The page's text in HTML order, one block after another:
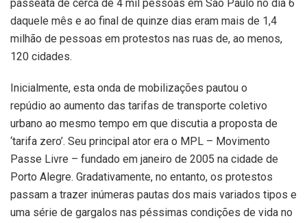
passeata de cerca de 4 mil pessoas em São Paulo no dia 6
daquele mês e ao final de quinze dias eram mais de 1,4
milhão de pessoas em protestos nas ruas de, ao menos,
120 cidades.
Inicialmente, esta onda de mobilizações pautou o
repúdio ao aumento das tarifas de transporte coletivo
urbano ao mesmo tempo em que discutia a proposta de
‘tarifa zero’. Seu principal ator era o MPL – Movimento
Passe Livre – fundado em janeiro de 2005 na cidade de
Porto Alegre. Gradativamente, no entanto, os protestos
passam a trazer inúmeras pautas dos mais variados tipos e
uma série de gargalos nas péssimas condições de vida no